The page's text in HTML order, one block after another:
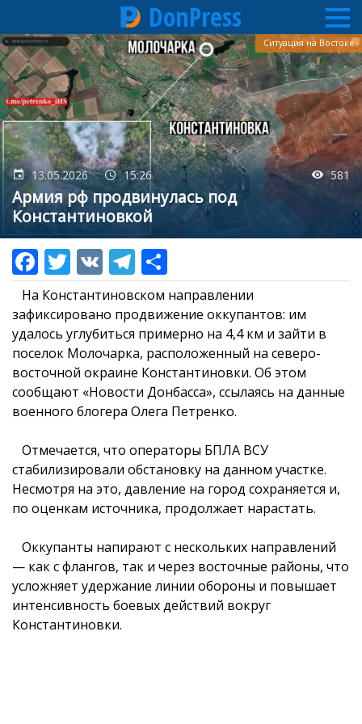
Перейти
к
основному
содержанию
DonPress
13.05.2026 15:26 581
Армия рф продвинулась под
Константиновкой
Ситуация на Востоке
На Константиновском направлении
зафиксировано продвижение оккупантов: им
удалось углубиться примерно на 4,4 км и зайти в
поселок Молочарка, расположенный на северо-
восточной окраине Константиновки. Об этом
сообщают «Новости Донбасса», ссылаясь на данные
военного блогера Олега Петренко.
Отмечается, что операторы БПЛА ВСУ
стабилизировали обстановку на данном участке.
Несмотря на это, давление на город сохраняется и,
по оценкам источника, продолжает нарастать.
Оккупанты напирают с нескольких направлений
— как с флангов, так и через восточные районы, что
усложняет удержание линии обороны и повышает
интенсивность боевых действий вокруг
Константиновки.